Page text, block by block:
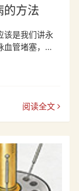
的方法
该是我们讲永
血管堵塞，或
找个水泥
去撞墙，每天
时要发一种
阅读全文